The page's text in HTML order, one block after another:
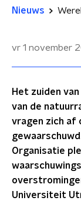
Nieuws
vr 1 november
Het zuiden
van de
vragen zich af
Organisatie
Universiteit